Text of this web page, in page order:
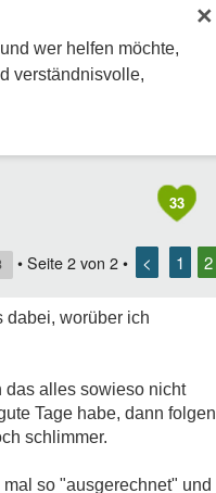
×
wer helfen möchte,
verständnisvolle,
33
• Seite 2 von 2 • < 1 2
dabei, worüber ich
das alles sowieso nicht
Tage habe, dann folgen
schlimmer.
so "ausgerechnet" und